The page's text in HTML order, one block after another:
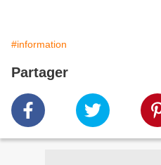
#information
Partager